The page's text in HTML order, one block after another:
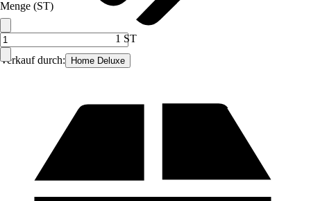
Verkauf durch: Home Deluxe
Menge (ST)
1 ST